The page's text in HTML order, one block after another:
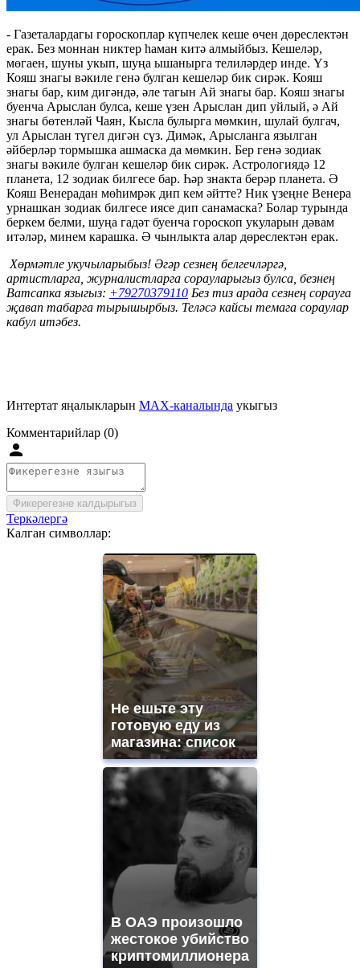
- Газеталардагы гороскоплар күпчелек кеше өчен дөреслектән
ерак. Без моннан никтер һаман китә алмыйбыз. Кешеләр,
мөгаен, шуны укып, шуңа ышанырга телиләрдер инде. Үз
Кояш знагы вәкиле генә булган кешеләр бик сирәк. Кояш
знагы бар, ким дигәндә, әле тагын Ай знагы бар. Кояш знагы
буенча Арыслан булса, кеше үзен Арыслан дип уйлый, ә Ай
знагы бөтенләй Чаян, Кысла булырга мөмкин, шулай булгач,
ул Арыслан түгел дигән сүз. Димәк, Арысланга язылган
әйберләр тормышка ашмаска да мөмкин. Бер генә зодиак
знагы вәкиле булган кешеләр бик сирәк. Астрологиядә 12
планета, 12 зодиак билгесе бар. Һәр знакта берәр планета. Ә
Кояш Венерадан мөһимрәк дип кем әйтте? Ник үзеңне Венера
урнашкан зодиак билгесе иясе дип санамаска? Болар турында
беркем белми, шуңа гадәт буенча гороскоп укуларын дәвам
итәләр, минем карашка. Ә чынлыкта алар дөреслектән ерак.
Хөрмәтле укучыларыбыз! Әгәр сезнең белгечләргә,
артистларга, журналистларга сорауларыгыз булса, безнең
Ватсапка языгыз: +79270379110 Без тиз арада сезнең сорауга
җавап табарга тырышырбыз. Теләсә кайсы темага сораулар
кабул итәбез.
Интертат яңалыкларын MAX-каналында укыгыз
Комментарийлар (0)
Фикерегезне калдырыгыз
Теркәлергә
Калган символлар:
Не ешьте эту
готовую еду из
магазина: список
В ОАЭ произошло
жестокое убийство
криптомиллионера